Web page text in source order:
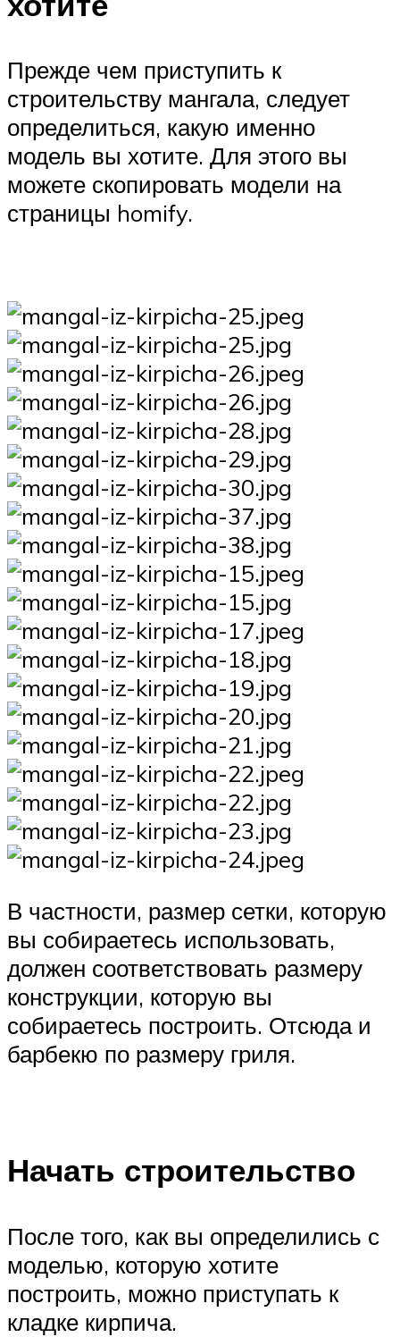
Прежде чем приступить к
строительству мангала, следует
определиться, какую именно
модель вы хотите. Для этого вы
можете скопировать модели на
страницы homify.
В частности, размер сетки, которую
вы собираетесь использовать,
должен соответствовать размеру
конструкции, которую вы
собираетесь построить. Отсюда и
барбекю по размеру гриля.
Начать строительство
После того, как вы определились с
моделью, которую хотите
построить, можно приступать к
кладке кирпича.